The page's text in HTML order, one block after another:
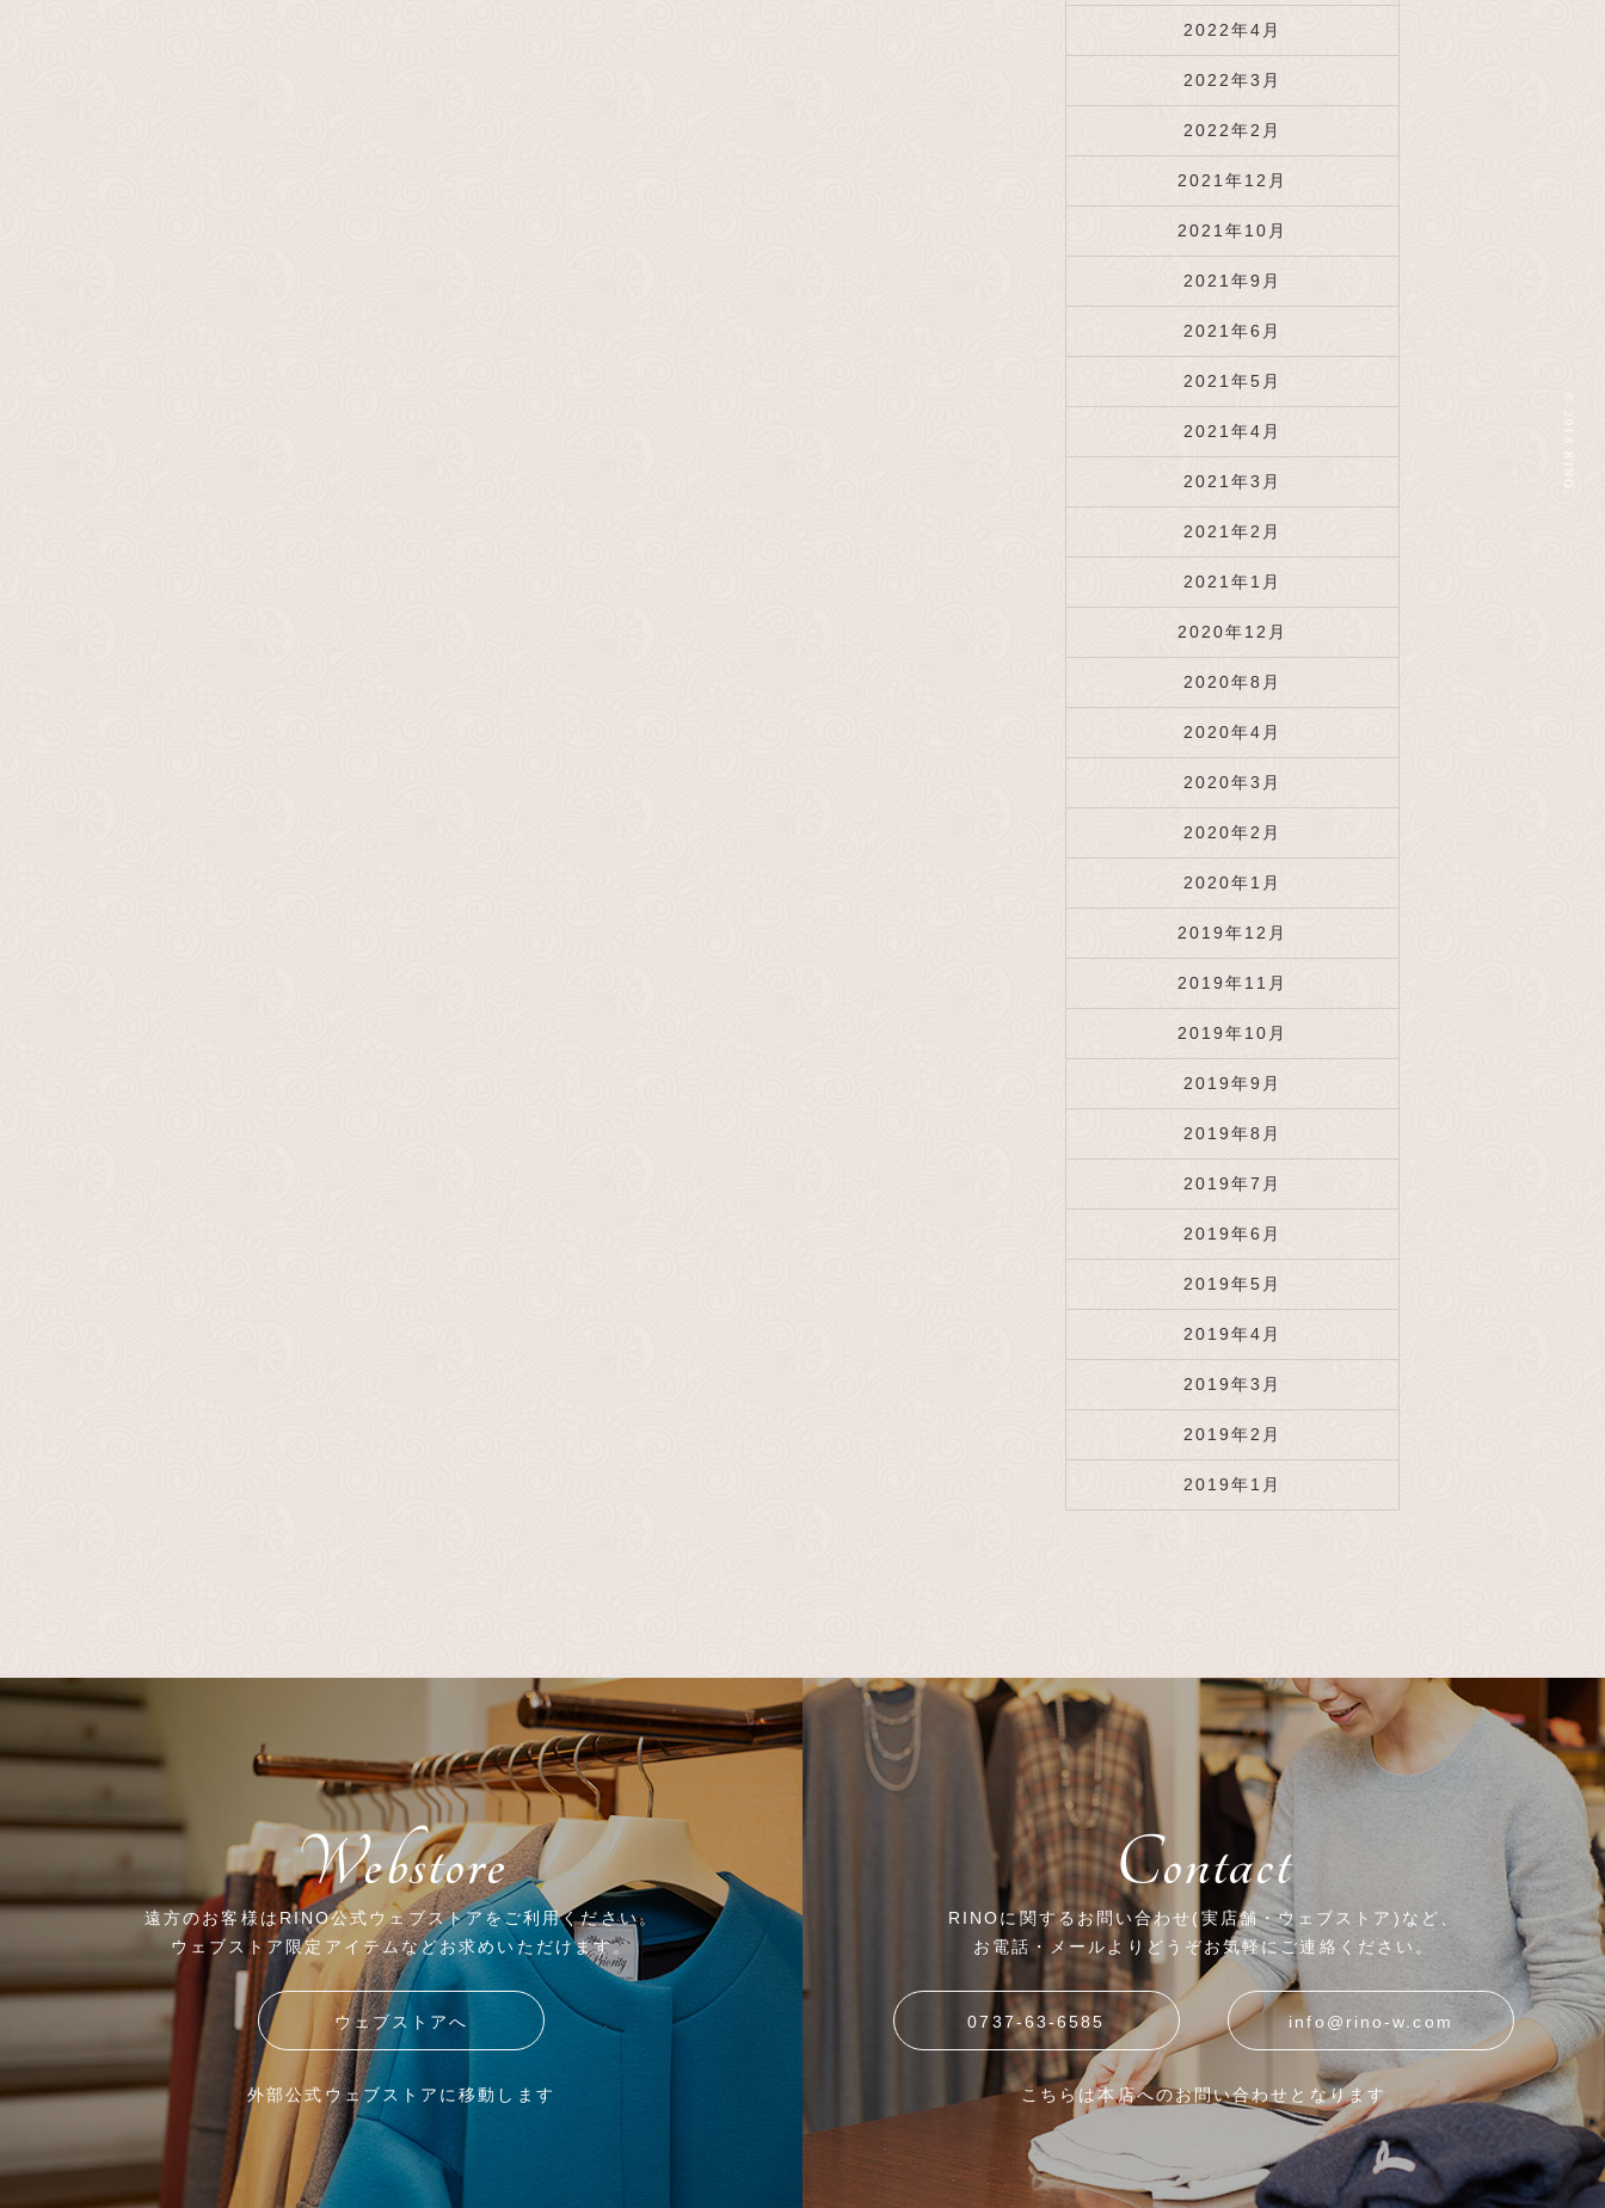
2022年4月
2022年3月
2022年2月
2021年12月
2021年10月
2021年9月
2021年6月
2021年5月
2021年4月
2021年3月
2021年2月
2021年1月
2020年12月
2020年8月
2020年4月
2020年3月
2020年2月
2020年1月
2019年12月
2019年11月
2019年10月
2019年9月
2019年8月
2019年7月
2019年6月
2019年5月
2019年4月
2019年3月
2019年2月
2019年1月
Webstore
遠方のお客様はRINO公式ウェブストアをご利用ください。
ウェブストア限定アイテムなどお求めいただけます。
ウェブストアへ
外部公式ウェブストアに移動します
Contact
RINOに関するお問い合わせ(実店舗・ウェブストア)など、
お電話・メールよりどうぞお気軽にご連絡ください。
0737-63-6585 info@rino-w.com
こちらは本店へのお問い合わせとなります
© 2018 RINO.